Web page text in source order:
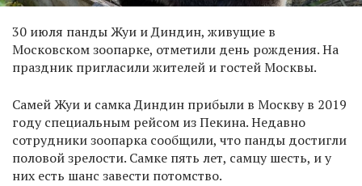
30 июля панды Жуи и Диндин, живущие в
Московском зоопарке, отметили день рождения. На
праздник пригласили жителей и гостей Москвы.
Самей Жуи и самка Диндин прибыли в Москву в 2019
году специальным рейсом из Пекина. Недавно
сотрудники зоопарка сообщили, что панды достигли
половой зрелости. Самке пять лет, самцу шесть, и у
них есть шанс завести потомство.